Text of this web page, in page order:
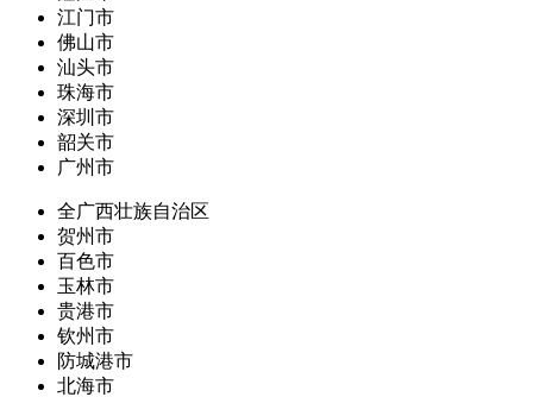
江门市
佛山市
汕头市
珠海市
深圳市
韶关市
广州市
全广西壮族自治区
贺州市
百色市
玉林市
贵港市
钦州市
防城港市
北海市